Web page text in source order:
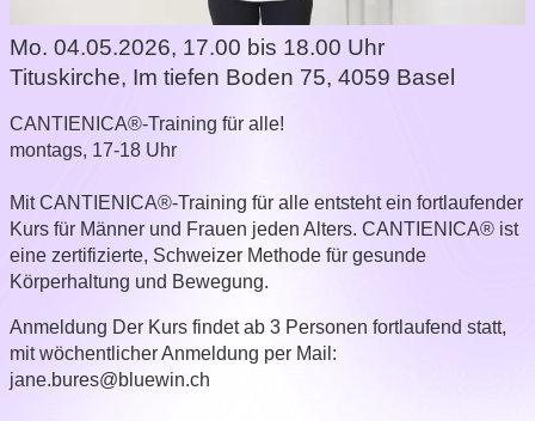
Mo. 04.05.2026, 17.00 bis 18.00 Uhr
Tituskirche, Im tiefen Boden 75, 4059 Basel
CANTIENICA®-Training für alle!
montags, 17-18 Uhr
Mit CANTIENICA®-Training für alle entsteht ein fortlaufender
Kurs für Männer und Frauen jeden Alters. CANTIENICA® ist
eine zertifizierte, Schweizer Methode für gesunde
Körperhaltung und Bewegung.
Anmeldung Der Kurs findet ab 3 Personen fortlaufend statt,
mit wöchentlicher Anmeldung per Mail:
jane.bures@bluewin.ch